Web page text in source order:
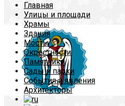
Главная
Улицы и площади
Храмы
Здания
Мосты
Окрестности
Памятники
Сады и парки
События и явления
Архитекторы